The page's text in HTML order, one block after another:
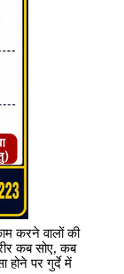
करने वालों की
कब सोए, कब
होने पर गुर्दे में